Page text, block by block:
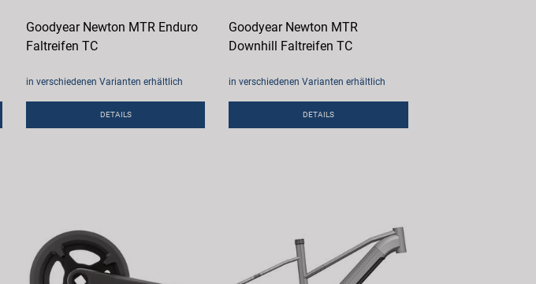
Goodyear Newton MTR Enduro
Faltreifen TC
in verschiedenen Varianten erhältlich
DETAILS
Goodyear Newton MTR
Downhill Faltreifen TC
in verschiedenen Varianten erhältlich
DETAILS